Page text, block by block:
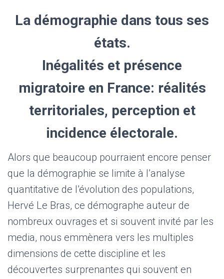
La démographie dans tous ses
états.
Inégalités et présence
migratoire en France: réalités
territoriales, perception et
incidence électorale.
Alors que beaucoup pourraient encore penser
que la démographie se limite à l’analyse
quantitative de l’évolution des populations,
Hervé Le Bras, ce démographe auteur de
nombreux ouvrages et si souvent invité par les
media, nous emmènera vers les multiples
dimensions de cette discipline et les
découvertes surprenantes qui souvent en